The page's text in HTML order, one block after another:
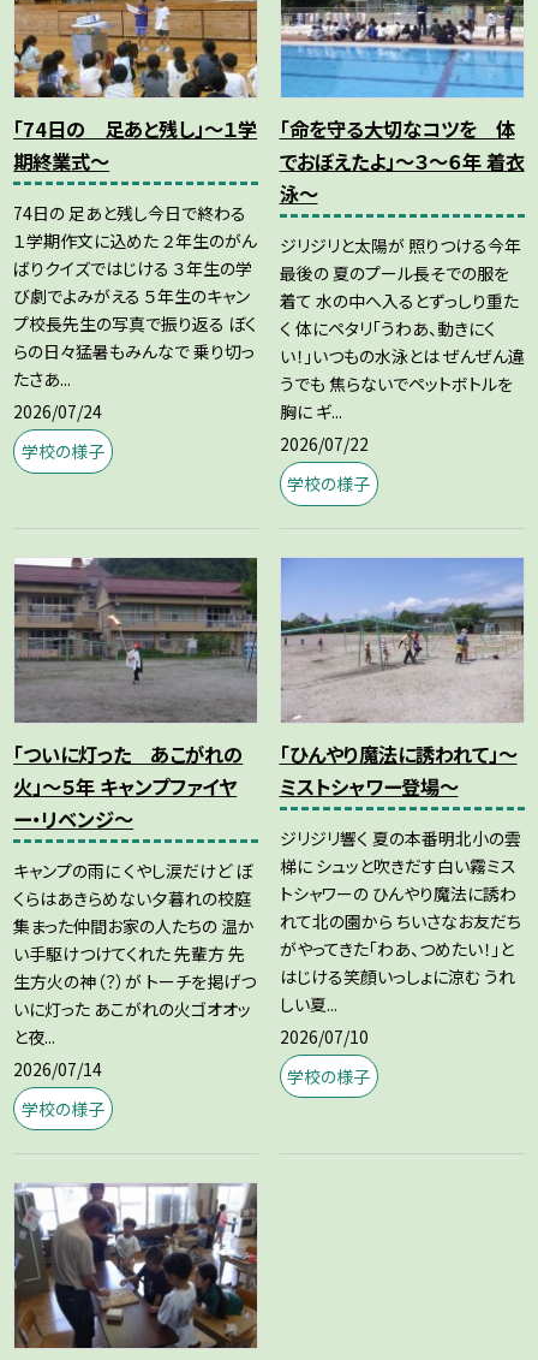
「74日の 足あと残し」～１学
期終業式～
74日の 足あと残し今日で終わる
１学期作文に込めた ２年生のがん
ばりクイズではじける ３年生の学
び劇でよみがえる ５年生のキャン
プ校長先生の写真で振り返る ぼく
らの日々猛暑もみんなで 乗り切っ
たさあ...
2026/07/24
学校の様子
「命を守る大切なコツを 体
でおぼえたよ」～３～６年 着衣
泳～
ジリジリと太陽が 照りつける今年
最後の 夏のプール長そでの服を
着て 水の中へ入るとずっしり重た
く 体にペタリ「うわあ、動きにく
い！」いつもの水泳とは ぜんぜん違
うでも 焦らないでペットボトルを
胸に ギ...
2026/07/22
学校の様子
「ついに灯った あこがれの
火」～５年 キャンプファイヤ
ー・リベンジ～
キャンプの雨に くやし涙だけど ぼ
くらはあきらめない夕暮れの校庭
集まった仲間お家の人たちの 温か
い手駆けつけてくれた 先輩方 先
生方火の神（？）が トーチを掲げつ
いに灯った あこがれの火ゴオオッ
と夜...
2026/07/14
学校の様子
「ひんやり魔法に誘われて」～
ミストシャワー登場～
ジリジリ響く 夏の本番明北小の雲
梯に シュッと吹きだす白い霧ミス
トシャワーの ひんやり魔法に誘わ
れて北の園から ちいさなお友だち
がやってきた「わあ、つめたい！」と
はじける笑顔いっしょに涼む うれ
しい夏...
2026/07/10
学校の様子